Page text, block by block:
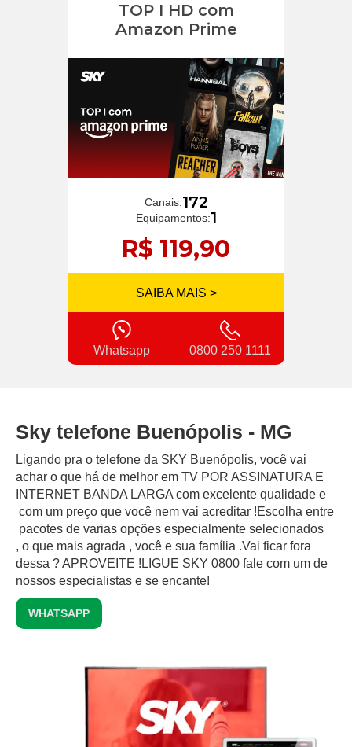
TOP I HD com
Amazon Prime
Canais:172
Equipamentos:1
R$ 119,90
SAIBA MAIS >
Whatsapp 0800 250 1111
Sky telefone Buenópolis - MG
Ligando pra o telefone da SKY Buenópolis, você vai
achar o que há de melhor em TV POR ASSINATURA E
INTERNET BANDA LARGA com excelente qualidade e
com um preço que você nem vai acreditar !Escolha entre
pacotes de varias opções especialmente selecionados
, o que mais agrada , você e sua família .Vai ficar fora
dessa ? APROVEITE !LIGUE SKY 0800 fale com um de
nossos especialistas e se encante!
WHATSAPP